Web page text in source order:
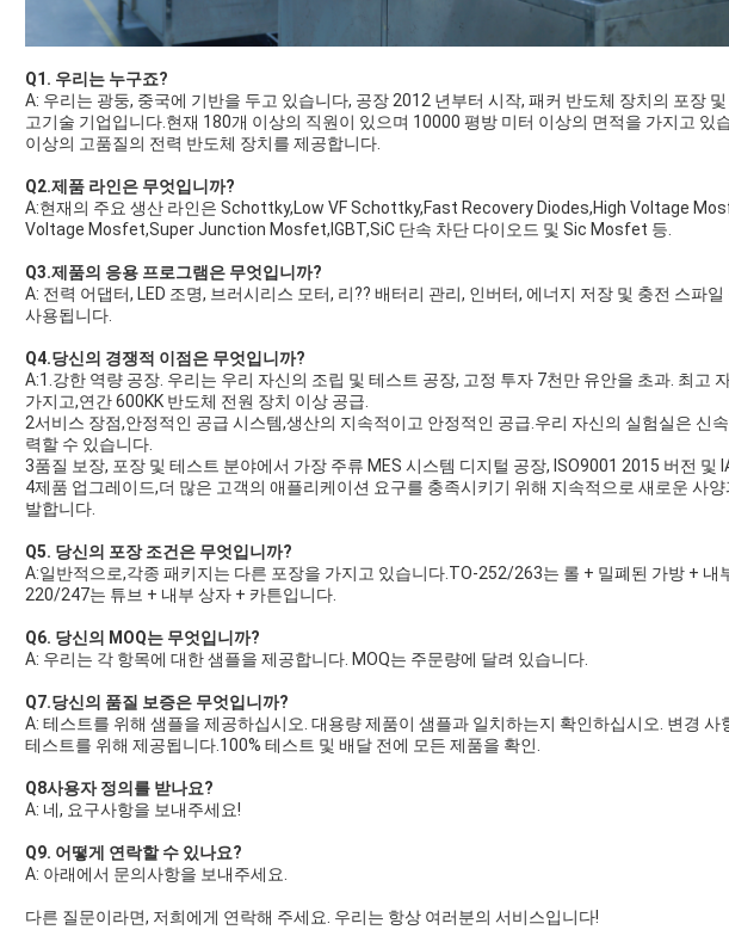
Q1. 우리는 누구죠?
A: 우리는 광둥, 중국에 기반을 두고 있습니다, 공장 2012 년부터 시작, 패커 반도체 장치의 포장
고기술 기업입니다.현재 180개 이상의 직원이 있으며 10000 평방 미터 이상의 면적을 가지고 있
이상의 고품질의 전력 반도체 장치를 제공합니다.
Q2.제품 라인은 무엇입니까?
A:현재의 주요 생산 라인은 Schottky,Low VF Schottky,Fast Recovery Diodes,High Voltage
Voltage Mosfet,Super Junction Mosfet,IGBT,SiC 단속 차단 다이오드 및 Sic Mosfet 등.
Q3.제품의 응용 프로그램은 무엇입니까?
A: 전력 어댑터, LED 조명, 브러시리스 모터, 리?? 배터리 관리, 인버터, 에너지 저장 및 충전 스파
사용됩니다.
Q4.당신의 경쟁적 이점은 무엇입니까?
A:1.강한 역량 공장. 우리는 우리 자신의 조립 및 테스트 공장, 고정 투자 7천만 유안을 초과. 최고
가지고,연간 600KK 반도체 전원 장치 이상 공급.
2서비스 장점,안정적인 공급 시스템,생산의 지속적이고 안정적인 공급.우리 자신의 실험실은 신
력할 수 있습니다.
3품질 보장, 포장 및 테스트 분야에서 가장 주류 MES 시스템 디지털 공장, ISO9001 2015 버전 및
4제품 업그레이드,더 많은 고객의 애플리케이션 요구를 충족시키기 위해 지속적으로 새로운 사
발합니다.
Q5. 당신의 포장 조건은 무엇입니까?
A:일반적으로,각종 패키지는 다른 포장을 가지고 있습니다.TO-252/263는 롤 + 밀폐된 가방 + 내
220/247는 튜브 + 내부 상자 + 카튼입니다.
Q6. 당신의 MOQ는 무엇입니까?
A: 우리는 각 항목에 대한 샘플을 제공합니다. MOQ는 주문량에 달려 있습니다.
Q7.당신의 품질 보증은 무엇입니까?
A: 테스트를 위해 샘플을 제공하십시오. 대용량 제품이 샘플과 일치하는지 확인하십시오. 변경 사
테스트를 위해 제공됩니다.100% 테스트 및 배달 전에 모든 제품을 확인.
Q8사용자 정의를 받나요?
A: 네, 요구사항을 보내주세요!
Q9. 어떻게 연락할 수 있나요?
A: 아래에서 문의사항을 보내주세요.
다른 질문이라면, 저희에게 연락해 주세요. 우리는 항상 여러분의 서비스입니다!